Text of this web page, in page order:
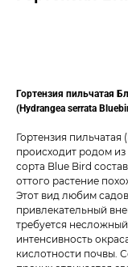
Гортензия пильчатая
(Hydrangea serrata
Гортензия пильчатая
происходит родом
сорта Blue Bird
оттого растение
Этот вид любим
привлекательный
требуется
интенсивность
кислотности почвы.